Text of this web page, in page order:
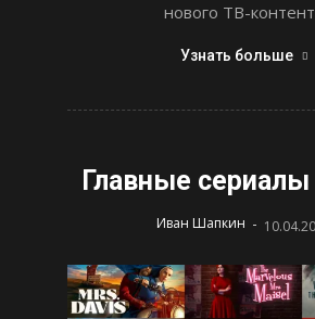
нового ТВ-
Узнать больше
Главные сериалы
Иван Шапкин -